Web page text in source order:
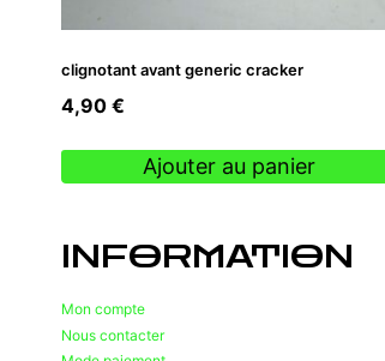
clignotant avant generic cracker
4,90 €
Ajouter au panier
INFORMATION
Mon compte
Nous contacter